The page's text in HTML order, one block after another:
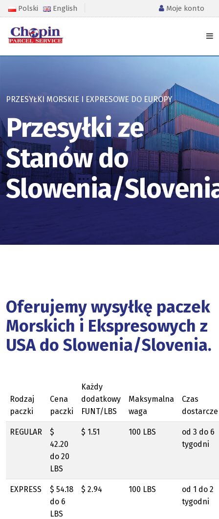
Polski English Moje konto
PRZESYŁKI MORSKIE I EXPRESOWE DO EUROPY
Przesyłki ze
Stanów do
Slowenia/
Oferujemy wysyłkę paczek
Morskich i Ekspresowych z
USA do Slowenia/Slovenia.
Rodzaj
paczki
Cena
paczki
Każdy
dodatkowy
FUNT/LBS
Maksymalna
waga
Czas
REGULAR
$
42.20
do 20
LBS
$ 1.51 100 LBS
od 3 do 6
tygodni
EXPRESS
$ 54.18
do 6
LBS
$ 2.94 100 LBS
od 1 do 2
tygodni